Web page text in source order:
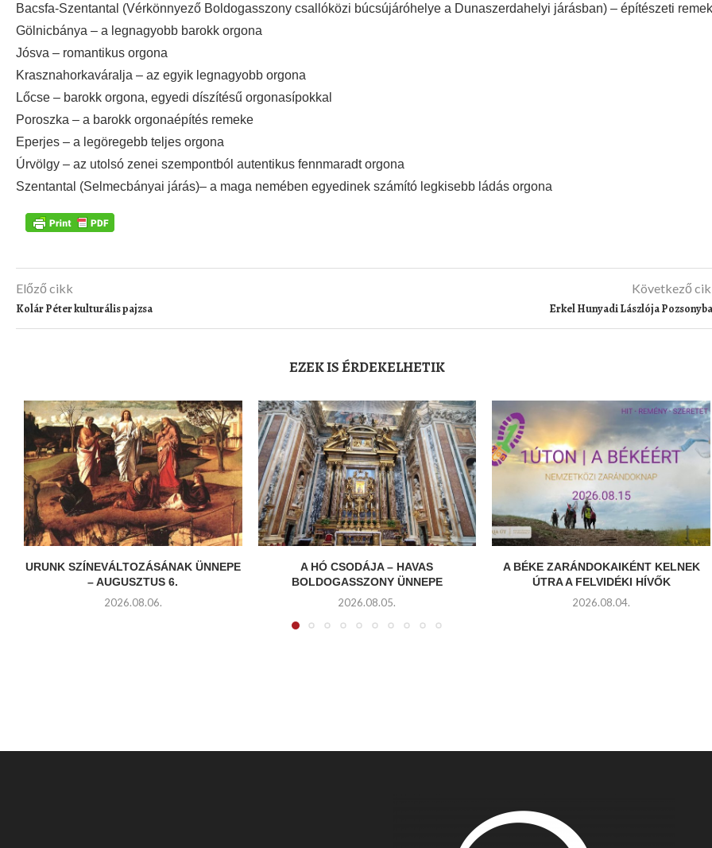
Bacsfa-Szentantal (Vérkönnyező Boldogasszony csallóközi búcsújáróhelye a Dunaszerdahelyi járásban) – építészeti remek
Gölnicbánya – a legnagyobb barokk orgona
Jósva – romantikus orgona
Krasznahorkaváralja – az egyik legnagyobb orgona
Lőcse – barokk orgona, egyedi díszítésű orgonasípokkal
Poroszka – a barokk orgonaépítés remeke
Eperjes – a legöregebb teljes orgona
Úrvölgy – az utolsó zenei szempontból autentikus fennmaradt orgona
Szentantal (Selmecbányai járás)– a maga nemében egyedinek számító legkisebb ládás orgona
Előző cikk
Kolár Péter kulturális pajzsa
Következő
Erkel Hunyadi Lászlója
EZEK IS ÉRDEKELHETIK
URUNK SZÍNEVÁLTOZÁSÁNAK ÜNNEPE
– AUGUSZTUS 6.
2026.08.06.
A HÓ CSODÁJA – HAVAS
BOLDOGASSZONY ÜNNEPE
2026.08.05.
A BÉKE ZARÁNDOKAIKÉNT KELNEK
ÚTRA A FELVIDÉKI HÍVŐK
2026.08.04.